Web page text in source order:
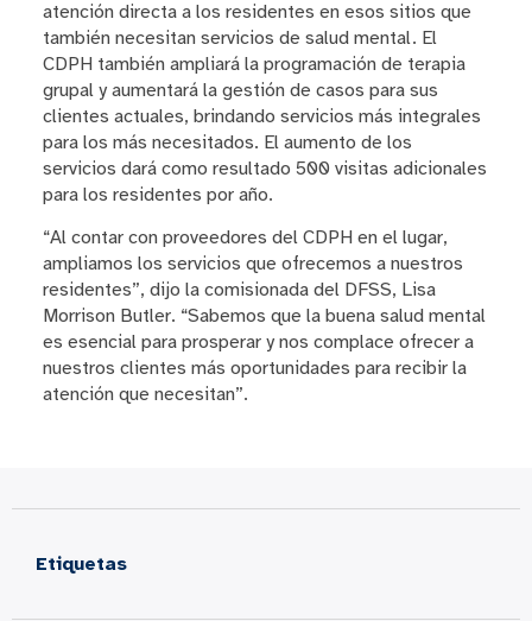
atención directa a los residentes en esos sitios que
también necesitan servicios de salud mental. El
CDPH también ampliará la programación de terapia
grupal y aumentará la gestión de casos para sus
clientes actuales, brindando servicios más integrales
para los más necesitados. El aumento de los
servicios dará como resultado 500 visitas adicionales
para los residentes por año.
“Al contar con proveedores del CDPH en el lugar,
ampliamos los servicios que ofrecemos a nuestros
residentes”, dijo la comisionada del DFSS, Lisa
Morrison Butler. “Sabemos que la buena salud mental
es esencial para prosperar y nos complace ofrecer a
nuestros clientes más oportunidades para recibir la
atención que necesitan”.
Etiquetas